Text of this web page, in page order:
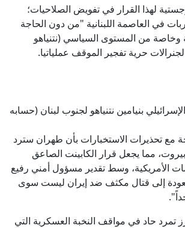
لهذا القرار في تفويض الصلاحيات؛
في العاصمة اللبنانية "من دون الحاجة
وخاصة من المستوى السياسي (نتنياهو
حرية تفجير الموقف عملياتيا.
بنيامين نتنياهو لجنوب لبنان (حسابه
مع تحذيرات الاستخبارات بأن طهران سترد
مما يجعل قرار الكابينت الصاعق
الأمريكية، وسط تقدير مسؤول أمني رفيع
14″ بأن "العودة إلى قتال مكثف ضد إيران ليست سوى
تمرد حاد في مواقف النخبة العسكرية التي